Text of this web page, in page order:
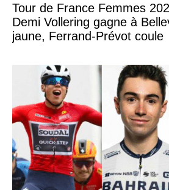
Tour de France Femmes
Demi Vollering gagne à
jaune, Ferrand-Prévot coule